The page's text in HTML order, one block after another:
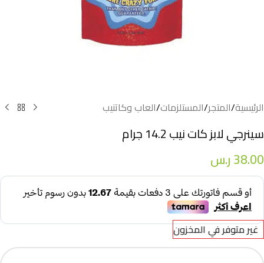
الرئيسية/المتجر/المستلزمات/العاب وكاتنيب
سينرجي لابز كات نيب 14.2 جرام
38.00ر.س
غير متوفر في المخزون